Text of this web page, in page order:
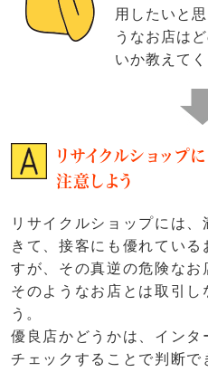
用したいと
うなお店は
いか教えてく
リサイクルショップ
注意しよう
リサイクルショップには
きて、接客にも優れている
すが、その真逆の危険なお
そのようなお店とは取引し
う。
優良店かどうかは、イン
チェックすることで判断